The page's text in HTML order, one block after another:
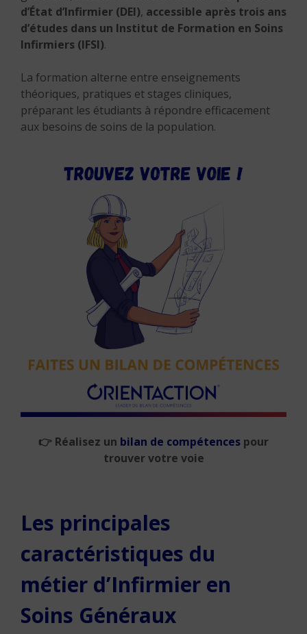
d’État d’Infirmier (DEI), accessible après trois ans
d’études dans un Institut de Formation en Soins
Infirmiers (IFSI).
La formation alterne entre enseignements
théoriques, pratiques et stages cliniques,
préparant les étudiants à répondre efficacement
aux besoins de soins de la population.
👉 Réalisez un bilan de compétences pour
trouver votre voie
Les principales
caractéristiques du
métier d’Infirmier en
Soins Généraux